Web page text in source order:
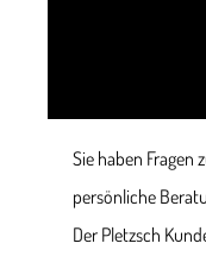
Sie haben Fragen
persönliche
Der Pletzsch